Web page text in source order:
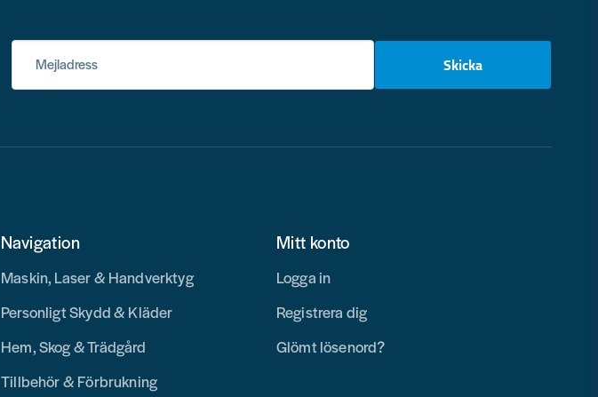
Mejladress Skicka
Navigation
Maskin, Laser & Handverktyg
Personligt Skydd & Kläder
Hem, Skog & Trädgård
Tillbehör & Förbrukning
Mitt konto
Logga in
Registrera dig
Glömt lösenord?